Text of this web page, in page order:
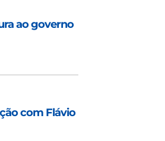
ao governo
com Flávio